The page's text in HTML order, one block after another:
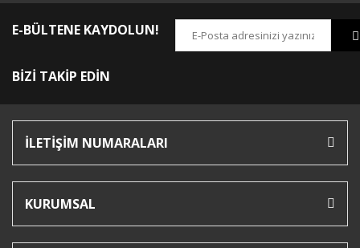
E-BÜLTENE KAYDOLUN!
BİZİ TAKİP EDİN
İLETİŞİM NUMARALARI
KURUMSAL